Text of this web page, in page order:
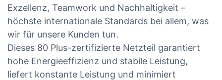
Exzellenz, Teamwork und Nachhaltigkeit –
höchste internationale Standards bei allem, was
wir für unsere Kunden tun.
Dieses 80 Plus-zertifizierte Netzteil garantiert
hohe Energieeffizienz und stabile Leistung,
liefert konstante Leistung und minimiert